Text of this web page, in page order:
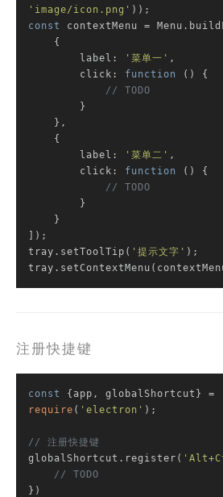
'image/icon.png'
const
contextMenu =
label : '菜单一' ,
click : function ( ) {
// TODO
label : '菜单二' ,
click : function ( ) {
// TODO
]);
tray.setToolTip( '提示文字' );
注册快捷键
const
require ( 'electron' );
// 注册快捷键
globalShortcut.register(
// TODO
})